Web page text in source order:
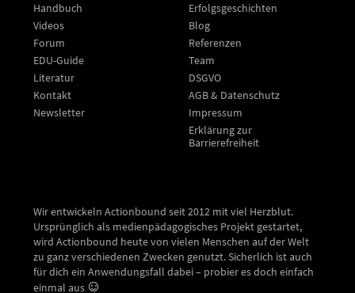
Handbuch
Videos
Forum
EDU-Guide
Literatur
Kontakt
Newsletter
Erfolgsgeschichten
Blog
Referenzen
Team
DSGVO
AGB & Datenschutz
Impressum
Erklärung zur
Barrierefreiheit
Wir entwickeln Actionbound seit 2012 mit viel Herzblut.
Ursprünglich als medienpädagogisches Projekt gestartet,
wird Actionbound heute von vielen Menschen auf der Welt
zu ganz verschiedenen Zwecken genutzt. Sicherlich ist auch
für dich ein Anwendungsfall dabei – probier es doch einfach
einmal aus